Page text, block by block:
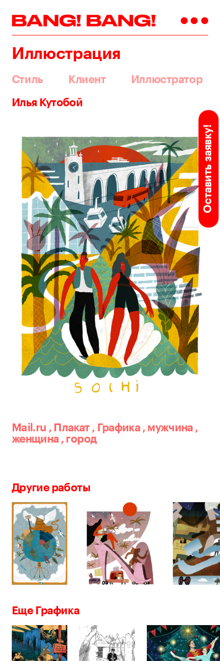
Иллюстрация
Стиль Клиент Иллюстратор
Оставить заявку!
Илья Кутобой
Mail.ru , Плакат , Графика , мужчина ,
женщина , город
Другие работы
Еще Графика